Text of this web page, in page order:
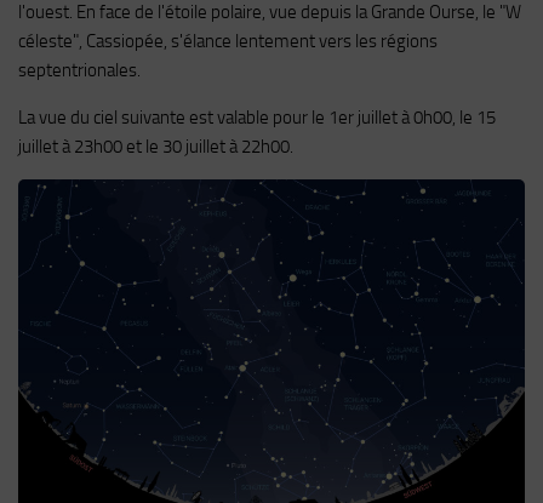
l'ouest. En face de l'étoile polaire, vue depuis la Grande Ourse, le "W
céleste", Cassiopée, s'élance lentement vers les régions
septentrionales.
La vue du ciel suivante est valable pour le 1er juillet à 0h00, le 15
juillet à 23h00 et le 30 juillet à 22h00.